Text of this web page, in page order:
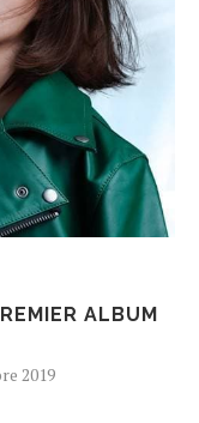
ALBUM
2019